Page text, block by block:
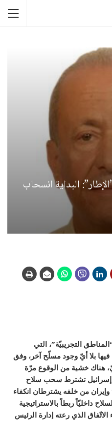
البداية انسحاب
التجريبيّة”، التي
بلا أيّ وجود مسلّح آخر، وفق
هناك خشية من الوقوع مرّة
إسرائيل تشترط سحب سلاح
من خلفه يشترطان انكفاء
داخليّاً ربطاً بالاستراتيجية
الاتّفاق الذي رعته إدارة الرئيس